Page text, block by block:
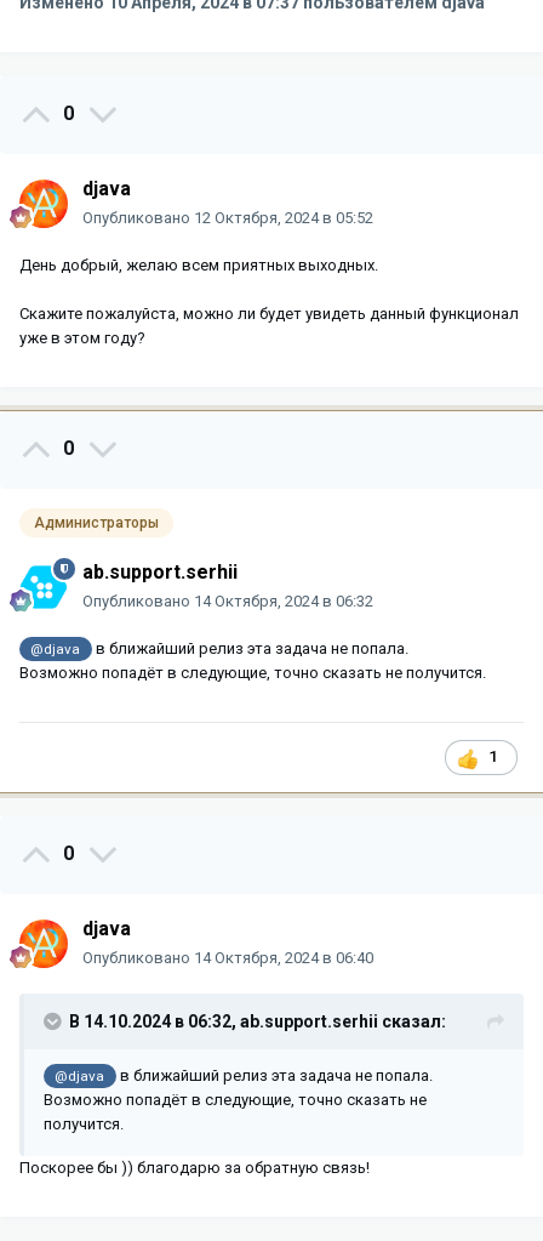
0
djava
Опубликовано 12 Октября, 2024 в 05:52
День добрый, желаю всем приятных выходных.
Скажите пожалуйста, можно ли будет увидеть данный функционал
уже в этом году?
0
Администраторы
ab.support.serhii
Опубликовано 14 Октября, 2024 в 06:32
@djava
в ближайший релиз эта задача не попала.
Возможно попадёт в следующие, точно сказать не получится.
1
0
djava
Опубликовано 14 Октября, 2024 в 06:40
В 14.10.2024 в 06:32, ab.support.serhii сказал:
@djava
в ближайший релиз эта задача не попала.
Возможно попадёт в следующие, точно сказать не
получится.
Поскорее бы )) благодарю за обратную связь!